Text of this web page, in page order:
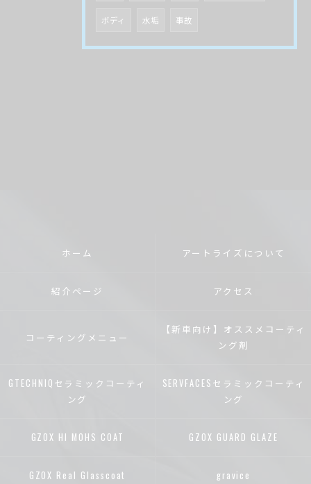
ボディ 水垢 事故
ホーム アートライズについて
紹介ページ アクセス
コーティングメニュー
【新車向け】オススメコーティ
ング剤
GTECHNIQセラミックコーティ
ング
SERVFACESセラミックコーティ
ング
GZOX HI MOHS COAT GZOX GUARD GLAZE
GZOX Real Glasscoat gravice